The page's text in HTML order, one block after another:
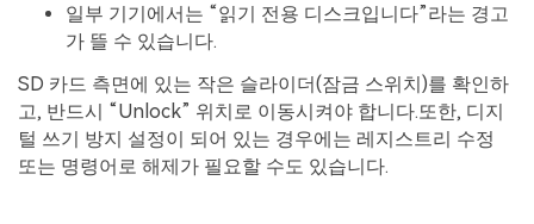
일부 기기에서는 “읽기 전용 디스크입니다”라는 경고
가 뜰 수 있습니다.
SD 카드 측면에 있는 작은 슬라이더(잠금 스위치)를 확인하
고, 반드시 “Unlock” 위치로 이동시켜야 합니다.또한, 디지
털 쓰기 방지 설정이 되어 있는 경우에는 레지스트리 수정
또는 명령어로 해제가 필요할 수도 있습니다.